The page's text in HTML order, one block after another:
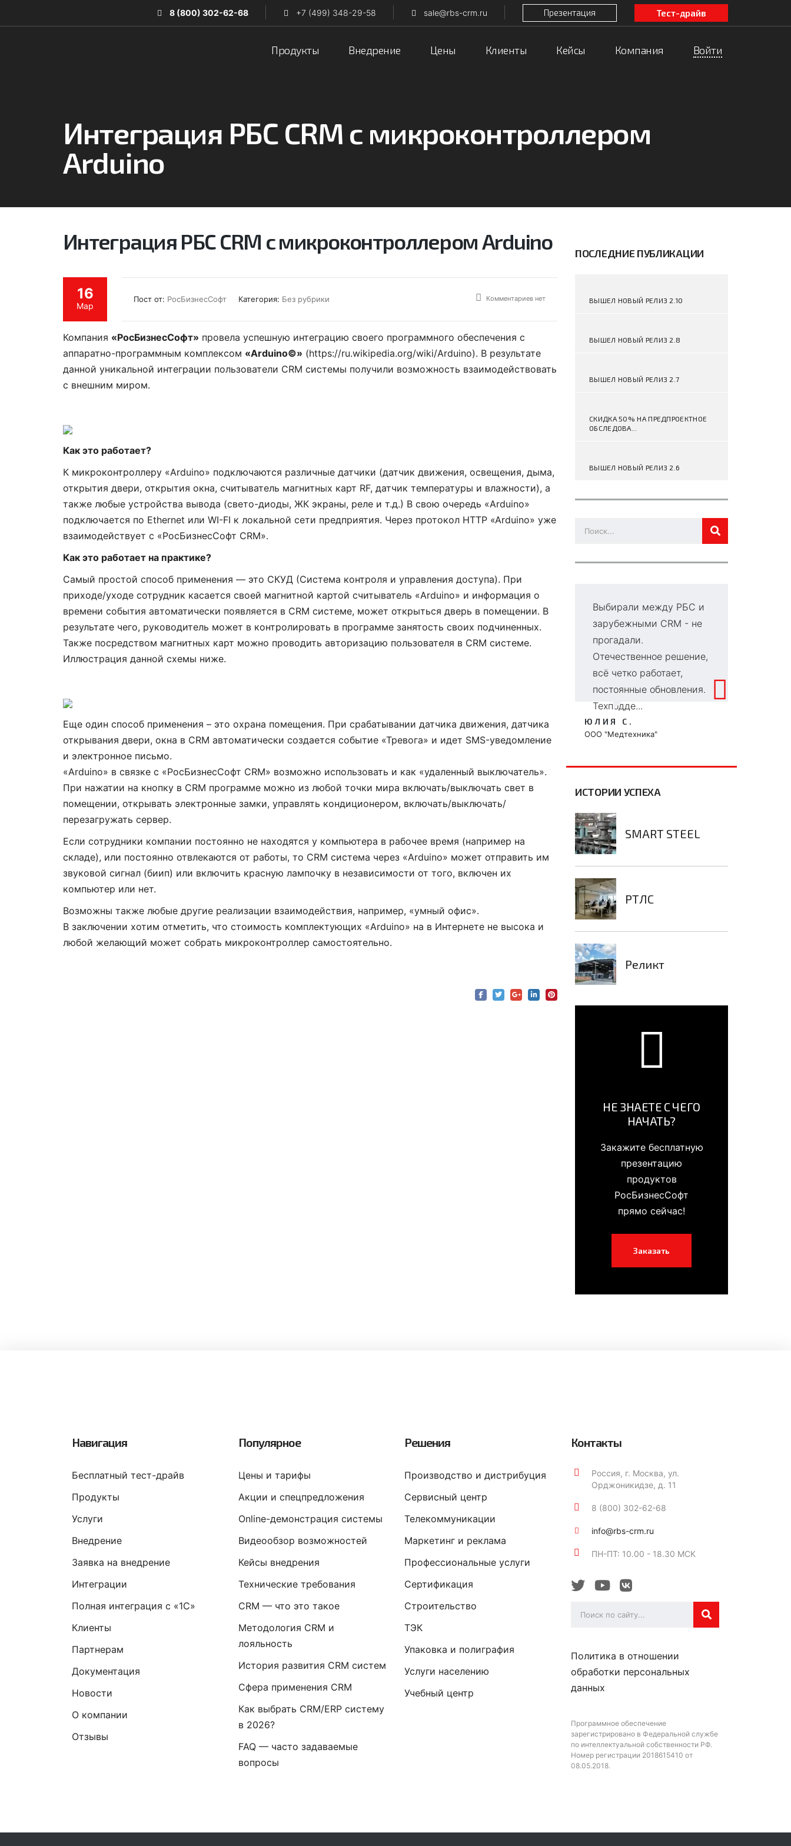
8 (800) 302-62-68 +7 (499) 348-29-58 sale@rbs-crm.ru Презентация Тест-драйв
Продукты Внедрение Цены Клиенты Кейсы Компания Войти
Интеграция РБС CRM с микроконтроллером
Arduino
Интеграция РБС CRM с микроконтроллером Arduino
16
Мар
Пост от: РосБизнесСофт Категория: Без рубрики Комментариев нет
Компания «РосБизнесСофт» провела успешную интеграцию своего программного обеспечения с
аппаратно-программным комплексом «Arduino©» (https://ru.wikipedia.org/wiki/Arduino). В результате
данной уникальной интеграции пользователи CRM системы получили возможность взаимодействовать
с внешним миром.
Как это работает?
К микроконтроллеру «Arduino» подключаются различные датчики (датчик движения, освещения, дыма,
открытия двери, открытия окна, считыватель магнитных карт RF, датчик температуры и влажности), а
также любые устройства вывода (свето-диоды, ЖК экраны, реле и т.д.) В свою очередь «Arduino»
подключается по Ethernet или WI-FI к локальной сети предприятия. Через протокол HTTP «Arduino» уже
взаимодействует с «РосБизнесСофт CRM».
Как это работает на практике?
Самый простой способ применения — это СКУД (Система контроля и управления доступа). При
приходе/уходе сотрудник касается своей магнитной картой считыватель «Arduino» и информация о
времени события автоматически появляется в CRM системе, может открыться дверь в помещении. В
результате чего, руководитель может в контролировать в программе занятость своих подчиненных.
Также посредством магнитных карт можно проводить авторизацию пользователя в CRM системе.
Иллюстрация данной схемы ниже.
Еще один способ применения – это охрана помещения. При срабатывании датчика движения, датчика
открывания двери, окна в CRM автоматически создается событие «Тревога» и идет SMS-уведомление
и электронное письмо.
«Arduino» в связке с «РосБизнесСофт CRM» возможно использовать и как «удаленный выключатель».
При нажатии на кнопку в CRM программе можно из любой точки мира включать/выключать свет в
помещении, открывать электронные замки, управлять кондиционером, включать/выключать/
перезагружать сервер.
Если сотрудники компании постоянно не находятся у компьютера в рабочее время (например на
складе), или постоянно отвлекаются от работы, то CRM система через «Arduino» может отправить им
звуковой сигнал (биип) или включить красную лампочку в независимости от того, включен их
компьютер или нет.
Возможны также любые другие реализации взаимодействия, например, «умный офис».
В заключении хотим отметить, что стоимость комплектующих «Arduino» на в Интернете не высока и
любой желающий может собрать микроконтроллер самостоятельно.
ПОСЛЕДНИЕ ПУБЛИКАЦИИ
ВЫШЕЛ НОВЫЙ РЕЛИЗ 2.10
ВЫШЕЛ НОВЫЙ РЕЛИЗ 2.8
ВЫШЕЛ НОВЫЙ РЕЛИЗ 2.7
СКИДКА 50% НА ПРЕДПРОЕКТНОЕ
ОБСЛЕДОВА...
ВЫШЕЛ НОВЫЙ РЕЛИЗ 2.6
Гибкая система с
возможностью
дописывать отчёты под
себя. Сохраняется вся
ВИКТОР
Для предпринимателя
без отдела IT - находка.
Всё интуитивно, справки
НАДЕЖДА
Выбирали между РБС и
зарубежными CRM - не
прогадали.
Отечественное решение,
всё четко работает,
постоянные обновления.
Техподде...
ЮЛИЯ С.
ООО "Медтехника"
ИСТОРИИ УСПЕХА
SMART STEEL
РТЛС
Реликт
НЕ ЗНАЕТЕ С ЧЕГО
НАЧАТЬ?
Закажите бесплатную
презентацию
продуктов
РосБизнесСофт
прямо сейчас!
Заказать
Навигация
Бесплатный тест-драйв
Продукты
Услуги
Внедрение
Заявка на внедрение
Интеграции
Полная интеграция с «1С»
Клиенты
Партнерам
Документация
Новости
О компании
Отзывы
Популярное
Цены и тарифы
Акции и спецпредложения
Online-демонстрация системы
Видеообзор возможностей
Кейсы внедрения
Технические требования
CRM — что это такое
Методология CRM и
лояльность
История развития CRM систем
Сфера применения CRM
Как выбрать CRM/ERP систему
в 2026?
FAQ — часто задаваемые
вопросы
Решения
Производство и дистрибуция
Сервисный центр
Телекоммуникации
Маркетинг и реклама
Профессиональные услуги
Сертификация
Строительство
ТЭК
Упаковка и полиграфия
Услуги населению
Учебный центр
Контакты
Россия, г. Москва, ул.
Орджоникидзе, д. 11
8 (800) 302-62-68
info@rbs-crm.ru
ПН-ПТ: 10.00 - 18.30 МСК
Политика в отношении
обработки персональных
данных
Программное обеспечение
зарегистрировано в Федеральной службе
по интеллектуальной собственности РФ.
Номер регистрации 2018615410 от
08.05.2018.